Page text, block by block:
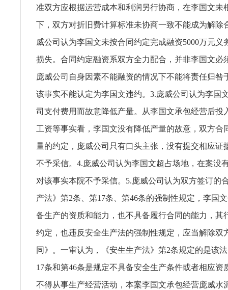
准双方应根据运营成本和利润另行协商，在李国文未
下，双方对折旧费计算标准未协商一致不能成为解除
威公司认为李国文未按合同约定完成融资5000万元义
损失。合同约定融资系双方全力配合，并非李国文必
庞威公司自身因素不能融资的情况下不能将责任归咎
该事实不能认定为李国文违约。3.庞威公司认为李国
司支付费用而故意降低产量。从李国文承包经营后投
工资等事实看，李国文没有降低产量的故意，双方合
量的约定，庞威公司只有口头主张，没有提交相应证
不予采信。4.庞威公司认为李国文超占场地，在案没
对该事实本院不予采信。5.庞威公司认为双方签订的
产法》第2条、第17条、第46条的强制性规定，李国
备生产的资质和能力，也不具备履行合同的能力，其
约定，也违反安全生产法的强制性规定，应当解除双
同》。一审认为，《安生生产法》第2条规定的是该
17条和第46条是规定不具备安全生产条件或者相应资
不得从事生产经营活动，本案李国文承包经营庞威水